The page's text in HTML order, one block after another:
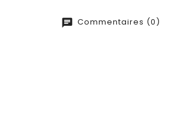
Commentaires (0)